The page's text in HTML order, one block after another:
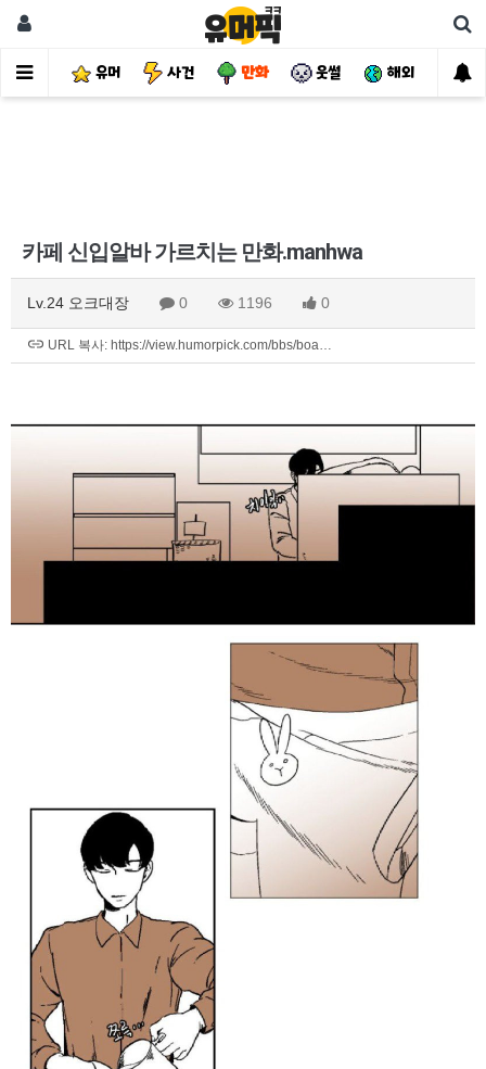
유머 사건 만화 웃썰 해외 핫
카페 신입알바 가르치는 만화.manhwa
Lv.24 오크대장 0 1196 0
URL 복사: https://view.humorpick.com/bbs/boa…